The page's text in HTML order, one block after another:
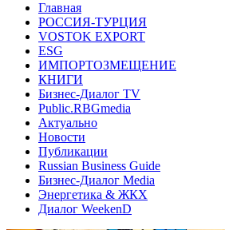
Главная
РОССИЯ-ТУРЦИЯ
VOSTOK EXPORT
ESG
ИМПОРТОЗМЕЩЕНИЕ
КНИГИ
Бизнес-Диалог TV
Public.RBGmedia
Актуально
Новости
Публикации
Russian Business Guide
Бизнес-Диалог Media
Энергетика & ЖКХ
Диалог WeekenD